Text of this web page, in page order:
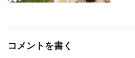
コメントを書く